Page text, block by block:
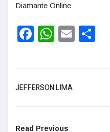
Diamante Online
FacebookEmail
JEFFERSON LIMA
Read Previous